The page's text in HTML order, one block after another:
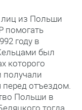
лиц из Польши
помогать
году в
был
которого
отъездом.
Польши в